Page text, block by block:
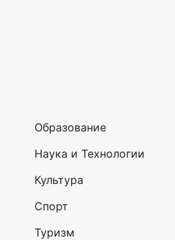
Образование
Наука и Технологии
Культура
Спорт
Туризм